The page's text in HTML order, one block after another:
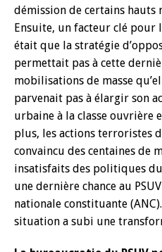
démission de certains hauts
Ensuite, un facteur clé
était que la stratégie
permettait pas à cette
mobilisations de masse
parvenait pas à élargir son
urbaine à la classe ouvrière
plus, les actions terroristes
convaincu des centaines de
insatisfaits des politiques
une dernière chance au
nationale constituante
situation a subi une